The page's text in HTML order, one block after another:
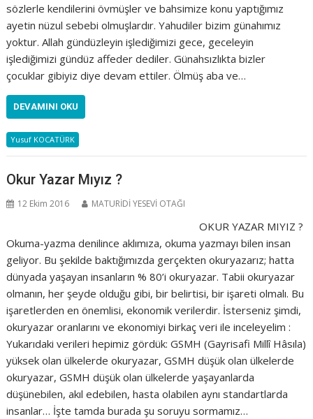
sözlerle kendilerini övmüşler ve bahsimize konu yaptığımız
ayetin nüzul sebebi olmuşlardır. Yahudiler bizim günahımız
yoktur. Allah gündüzleyin işlediğimizi gece, geceleyin
işlediğimizi gündüz affeder dediler. Günahsızlıkta bizler
çocuklar gibiyiz diye devam ettiler. Ölmüş aba ve…
DEVAMINI OKU
Yusuf KOCATÜRK
Okur Yazar Mıyız ?
12 Ekim 2016 MATURİDİ YESEVİ OTAĞI
OKUR YAZAR MIYIZ ?
Okuma-yazma denilince aklımıza, okuma yazmayı bilen insan
geliyor. Bu şekilde baktığımızda gerçekten okuryazarız; hatta
dünyada yaşayan insanların % 80’i okuryazar. Tabii okuryazar
olmanın, her şeyde olduğu gibi, bir belirtisi, bir işareti olmalı. Bu
işaretlerden en önemlisi, ekonomik verilerdir. İsterseniz şimdi,
okuryazar oranlarını ve ekonomiyi birkaç veri ile inceleyelim :
Yukarıdaki verileri hepimiz gördük: GSMH (Gayrisafi Millî Hâsıla)
yüksek olan ülkelerde okuryazar, GSMH düşük olan ülkelerde
okuryazar, GSMH düşük olan ülkelerde yaşayanlarda
düşünebilen, akıl edebilen, hasta olabilen aynı standartlarda
insanlar… İşte tamda burada şu soruyu sormamız…